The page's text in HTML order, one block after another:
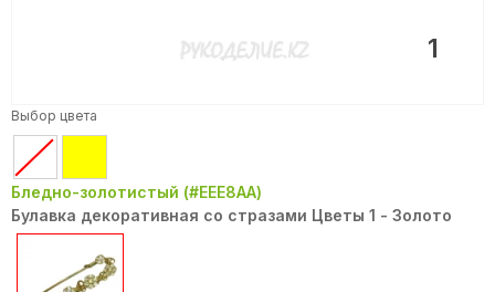
1
Выбор цвета
Бледно-золотистый (#EEE8AA)
Булавка декоративная со стразами Цветы 1 - Золото